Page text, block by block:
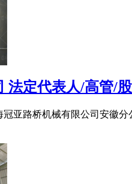
法定代表人/高管/
亚路桥机械有限公司安徽